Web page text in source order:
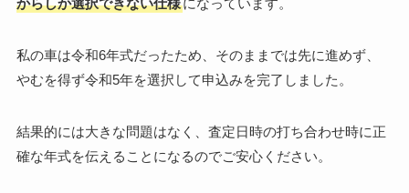
私の車は令和6年式だったため、そのままでは先に進めず、
やむを得ず令和5年を選択して申込みを完了しました。
結果的には大きな問題はなく、査定日時の打ち合わせ時に正
確な年式を伝えることになるのでご安心ください。